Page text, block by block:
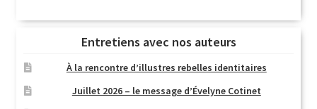
Entretiens avec nos auteurs
À la rencontre d’illustres rebelles identitaires
Juillet 2026 – le message d’Évelyne Cotinet